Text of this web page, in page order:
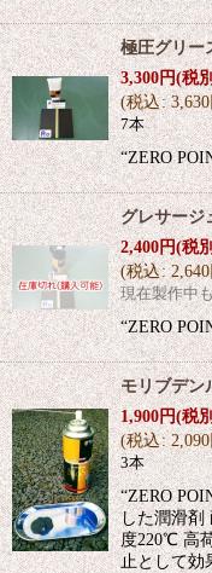
極圧グリ
3,300円(税
(税込: 3,630
7本
“ZERO
グレサー
2,400円(税
(税込: 2,640
現在製作中
“ZERO
モリブデ
1,900円(税
(税込: 2,090
3本
“ZERO
した潤滑剤
度220℃ 高
止として